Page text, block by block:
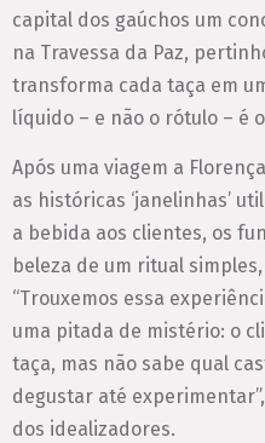
capital dos gaúchos um
na Travessa da Paz,
transforma cada taça em
líquido – e não o rótulo – é
Após uma viagem a
as históricas ‘janelinhas’
a bebida aos clientes, os
beleza de um ritual
“Trouxemos essa
uma pitada de mistério: o
taça, mas não sabe qual
degustar até
dos idealizadores.